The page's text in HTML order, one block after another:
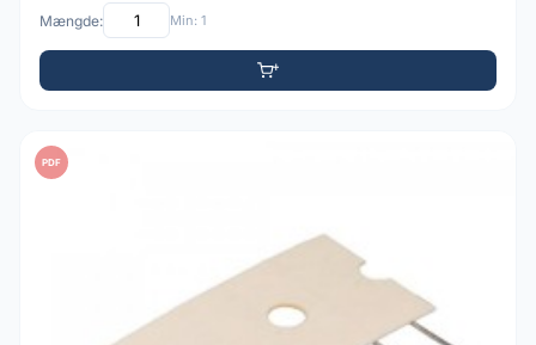
Mængde: Min: 1
PDF